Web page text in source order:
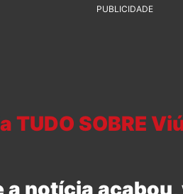
PUBLICIDADE
TUDO SOBRE